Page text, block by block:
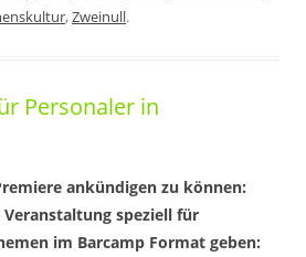
,Zweinull.
Personaler in
ankündigen zu können:
speziell für
im Barcamp Format geben: